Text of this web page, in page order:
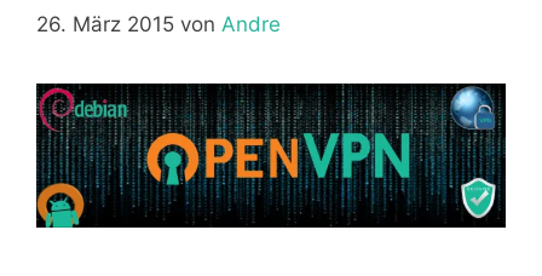
26. März 2015 von Andre